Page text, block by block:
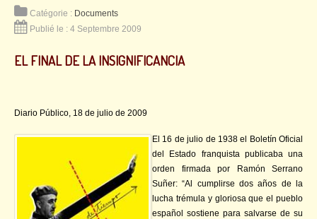
Catégorie : Documents
Publié le : 4 Septembre 2009
EL FINAL DE LA INSIGNIFICANCIA
Diario Público, 18 de julio de 2009
El 16 de julio de 1938 el Boletín Oficial
del Estado franquista publicaba una
orden firmada por Ramón Serrano
Suñer: “Al cumplirse dos años de la
lucha trémula y gloriosa que el pueblo
español sostiene para salvarse de su